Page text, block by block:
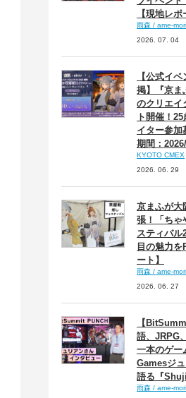
【現地レポ
雨森 / ame-mori
2026. 07. 04
【公式イ
掲】『京
のクリエイ
ト開催！
イター参加
期間：
KYOTO CMEX
2026. 06. 29
京まふが大
張！「ちゃ
スティバル
目の魅力
ート】
雨森 / ame-mori
2026. 06. 27
【
語、JRPG
一本のゲー
Gamesジ
語る『
雨森 / ame-mori